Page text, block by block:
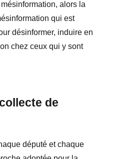
alors la
qui est
désinformer, induire en
chez ceux qui y sont
de
député et chaque